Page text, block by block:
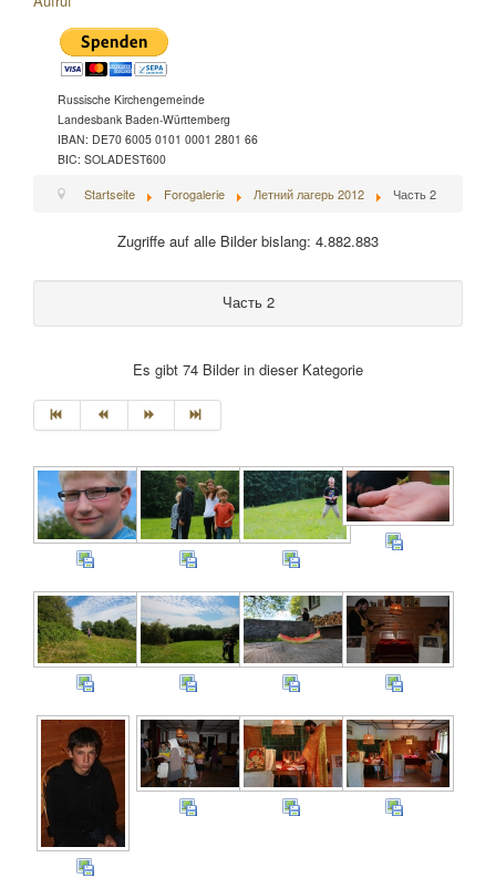
Russische Kirchengemeinde
Landesbank Baden-Württemberg
IBAN: DE70 6005 0101 0001 2801 66
BIC: SOLADEST600
Startseite Forogalerie Летний лагерь 2012 Часть 2
Zugriffe auf alle Bilder bislang: 4.882.883
Часть 2
Es gibt 74 Bilder in dieser Kategorie